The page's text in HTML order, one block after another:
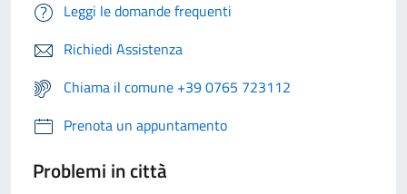
Leggi le domande frequenti
Richiedi Assistenza
Chiama il comune +39 0765 723112
Prenota un appuntamento
Problemi in città